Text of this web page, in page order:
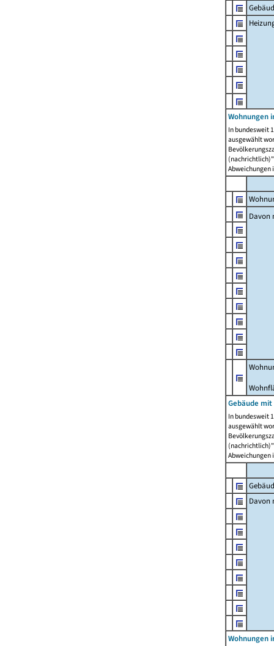
Wohnungen
In bundesweit
ausgewählt
Abweichungen
Davon
Gebäude
In bundesweit
ausgewählt
Abweichungen
Davon
Wohnungen